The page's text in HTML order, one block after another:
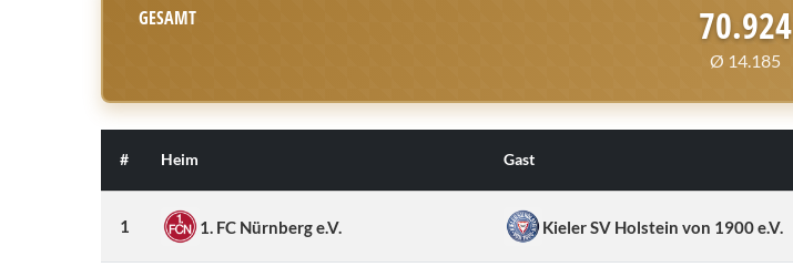
GESAMT 70.924
Ø 14.185
# Heim Gast
1 1. FC Nürnberg e.V. Kieler SV Holstein von 1900 e.V.